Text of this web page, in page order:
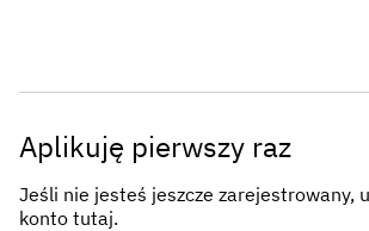
Aplikuję pierwszy raz
Jeśli nie jesteś jeszcze zarejestrowany,
konto tutaj.